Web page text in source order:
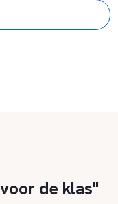
de klas"